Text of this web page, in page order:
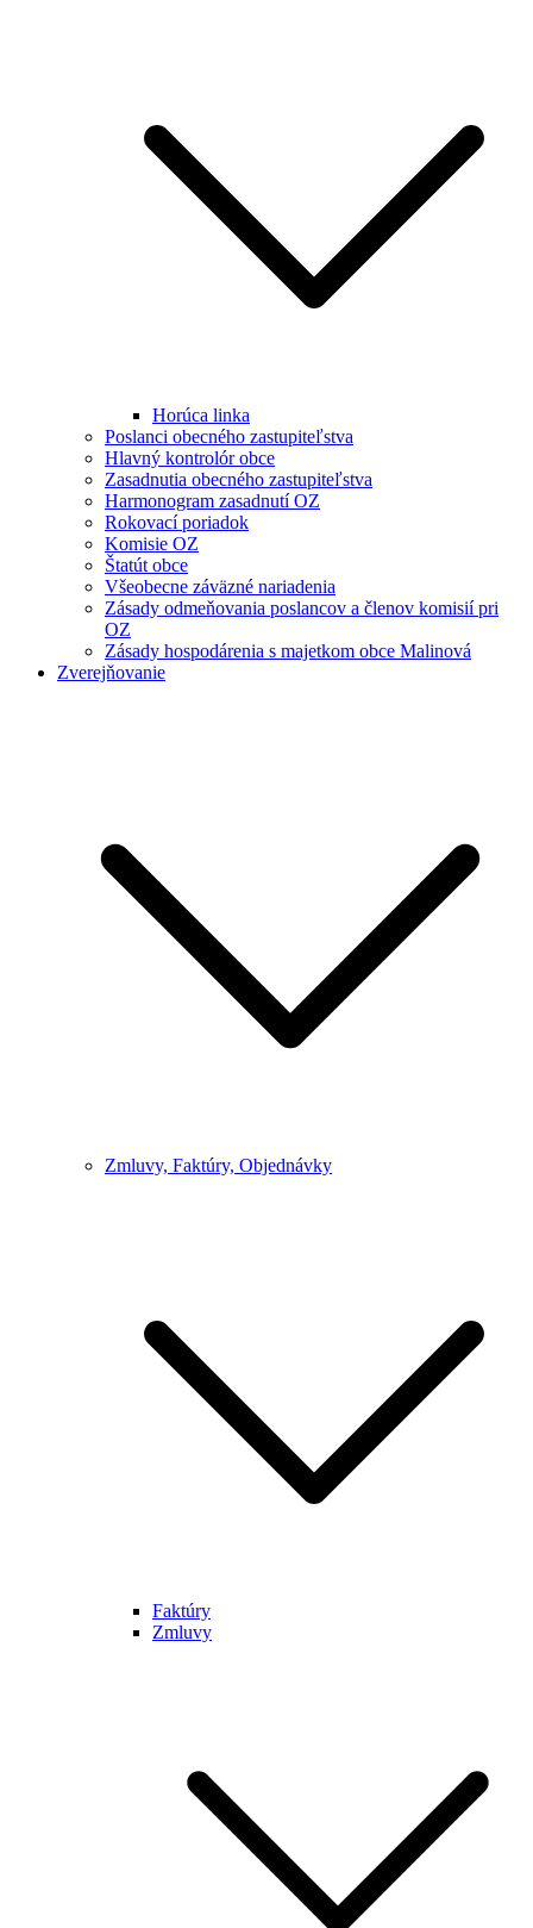
Horúca linka
Poslanci obecného zastupiteľstva
Hlavný kontrolór obce
Zasadnutia obecného zastupiteľstva
Harmonogram zasadnutí OZ
Rokovací poriadok
Komisie OZ
Štatút obce
Všeobecne záväzné nariadenia
Zásady odmeňovania poslancov a členov komisií pri
OZ
Zásady hospodárenia s majetkom obce Malinová
Zverejňovanie
Zmluvy, Faktúry, Objednávky
Faktúry
Zmluvy